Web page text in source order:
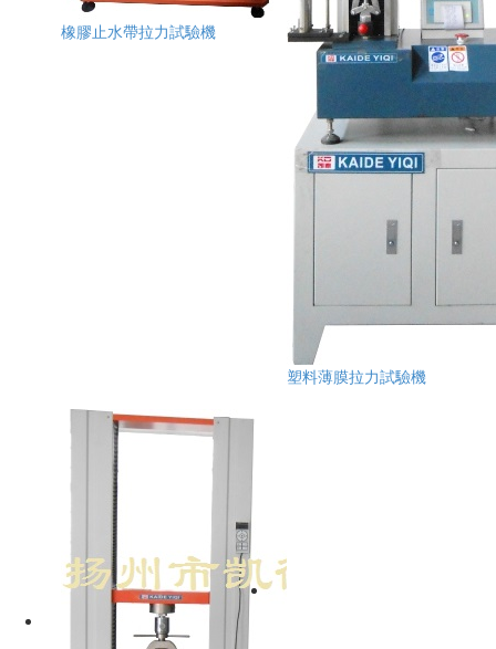
橡膠止水帶拉力試驗機
塑料薄膜拉力試驗機